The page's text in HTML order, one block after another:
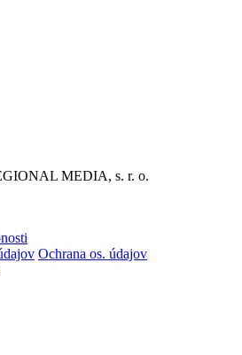
MEDIA, s. r. o.
Ochrana os. údajov